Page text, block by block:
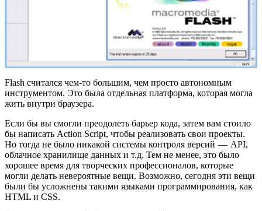
Flash считался чем-то большим, чем просто автономным
инструментом. Это была отдельная платформа, которая могла
жить внутри браузера.
Если бы вы смогли преодолеть барьер кода, затем вам стоило
бы написать Action Script, чтобы реализовать свои проекты.
Но тогда не было никакой системы контроля версий — API,
облачное хранилище данных и т.д. Тем не менее, это было
хорошее время для творческих профессионалов, которые
могли делать невероятные вещи. Возможно, сегодня эти вещи
были бы усложнены такими языками программирования, как
HTML и CSS.